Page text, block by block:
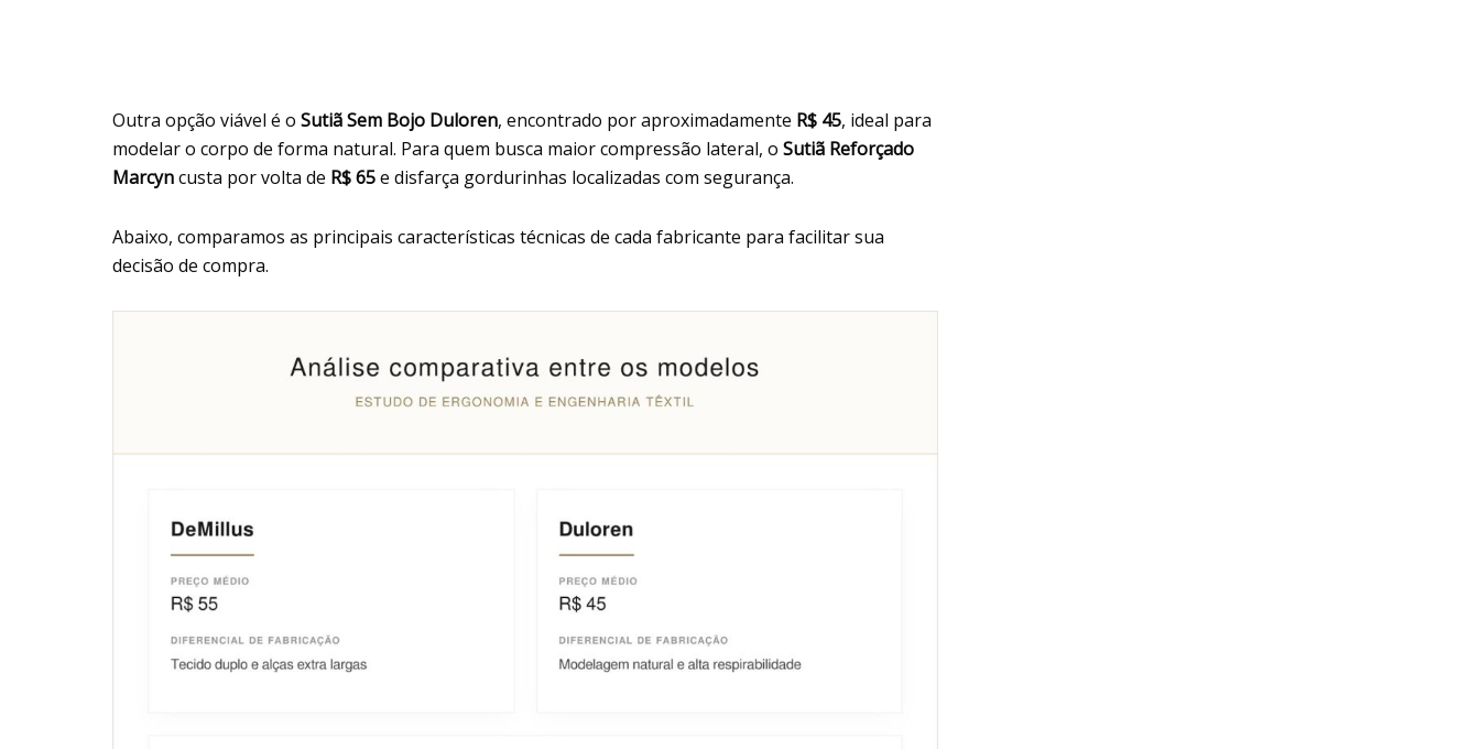
Outra opção viável é o Sutiã Sem Bojo Duloren, encontrado por aproximadamente R$ 45, ideal para
modelar o corpo de forma natural. Para quem busca maior compressão lateral, o Sutiã Reforçado
Marcyncusta por volta de R$ 65e disfarça gordurinhas localizadas com segurança.
Abaixo, comparamos as principais características técnicas de cada fabricante para facilitar sua
decisão de compra.